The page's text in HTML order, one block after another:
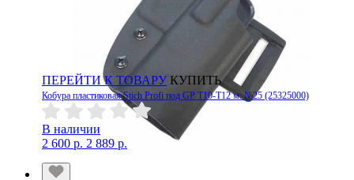
ПЕРЕЙТИ К ТОВАРУ КУПИТЬ
Кобура пластиковая Stich Profi под GP T10-T12 м. №25 (25325000)
В наличии
2 600 р. 2 889 р.